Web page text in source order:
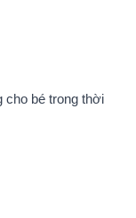
cho bé trong thời